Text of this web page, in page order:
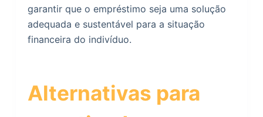
garantir que o empréstimo seja uma solução
adequada e sustentável para a situação
financeira do indivíduo.
Alternativas para